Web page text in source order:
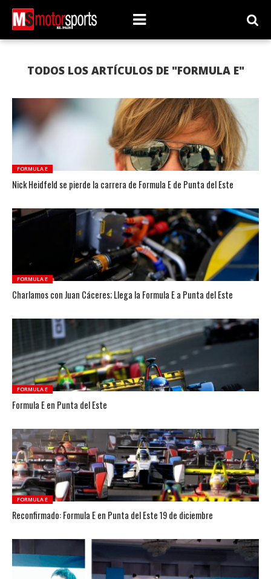
TODOS LOS ARTÍCULOS DE "FORMULA E"
FORMULA E
Nick Heidfeld se pierde la carrera de Formula E de Punta del Este
FORMULA E
Charlamos con Juan Cáceres; Llega la Formula E a Punta del Este
FORMULA E
Formula E en Punta del Este
FORMULA E
Reconfirmado: Formula E en Punta del Este 19 de diciembre